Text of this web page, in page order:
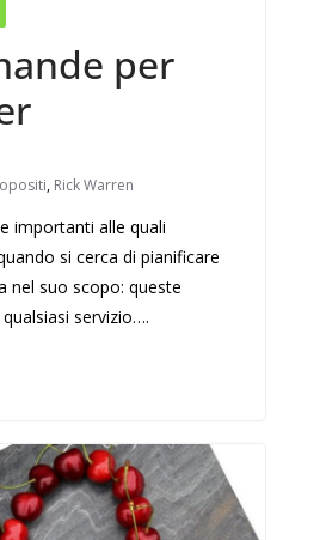
per
, Rick Warren
importanti alle quali
si cerca di pianificare
nel suo scopo: queste
servizio….